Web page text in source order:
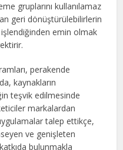
gruplarını kullanılamaz
geri dönüştürülebilirlerin
işlendiğinden emin olmak
perakende
kaynakların
teşvik edilmesinde
markalardan
talep ettikçe,
ve genişleten
bulunmakla